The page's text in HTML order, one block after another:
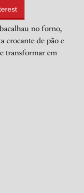
no forno,
crocante de pão e
transformar em